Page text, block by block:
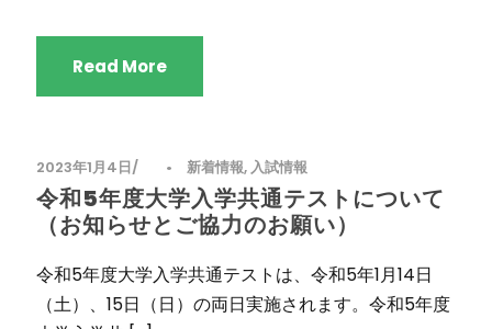
Read More
2023年1月4日 • 新着情報,入試情報
令和5年度大学入学共通テストについて
（お知らせとご協力のお願い）
令和5年度大学入学共通テストは、令和5年1月14日
（土）、15日（日）の両日実施されます。令和5年度